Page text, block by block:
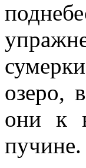
озеро,
они к
пучине.